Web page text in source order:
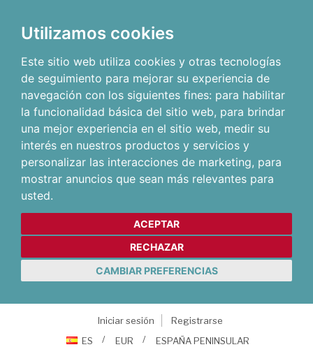
Utilizamos cookies
Este sitio web utiliza cookies y otras tecnologías
de seguimiento para mejorar su experiencia de
navegación con los siguientes fines: para habilitar
la funcionalidad básica del sitio web, para brindar
una mejor experiencia en el sitio web, medir su
interés en nuestros productos y servicios y
personalizar las interacciones de marketing, para
mostrar anuncios que sean más relevantes para
usted.
ACEPTAR
RECHAZAR
CAMBIAR PREFERENCIAS
Iniciar sesión
Registrarse
ES
EUR ESPAÑA PENINSULAR